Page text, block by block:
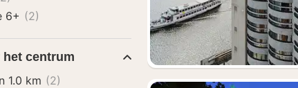
6+ (2)
centrum
1.0 km (2)